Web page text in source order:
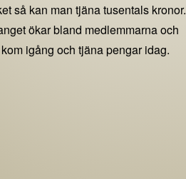
så kan man tjäna tusentals kronor.
ökar bland medlemmarna och
igång och tjäna pengar idag.